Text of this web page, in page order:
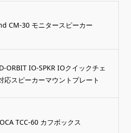
CM-30 モニタースピーカー
ORBIT IO-SPKR IOクイックチェ
応スピーカーマウントプレート
TCC-60 カフボックス